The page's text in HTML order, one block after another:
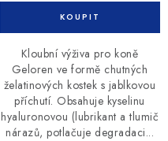
Kloubní výživa pro koně
Geloren ve formě chutných
želatinových kostek s jablkovou
příchutí. Obsahuje kyselinu
hyaluronovou (lubrikant a tlumič
nárazů, potlačuje degradaci...